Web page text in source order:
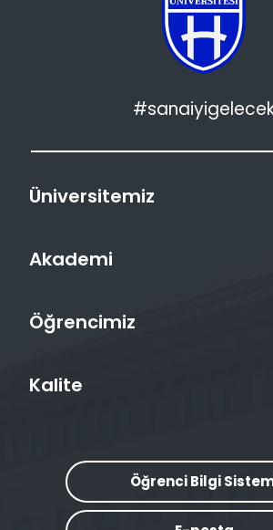
Üniversitemiz
Akademi
Öğrencimiz
Kalite
Öğrenci Bilgi